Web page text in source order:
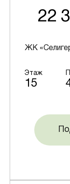
22
ЖК
Этаж
15